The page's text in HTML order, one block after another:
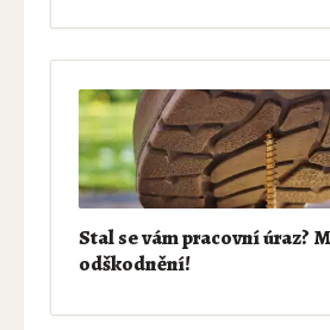
Stal se vám pracovní úraz?
odškodnění!